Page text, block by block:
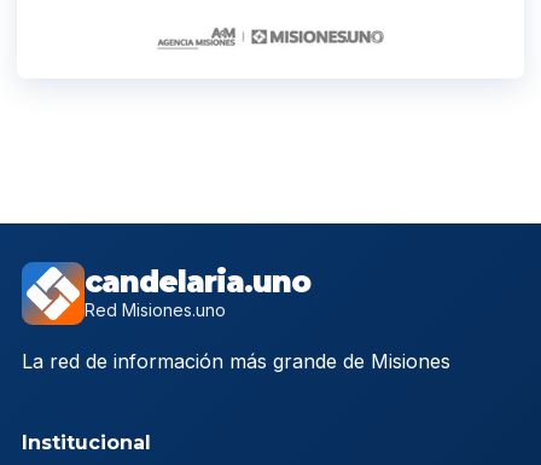
candelaria.uno
Red Misiones.uno
La red de información más grande de Misiones
Institucional